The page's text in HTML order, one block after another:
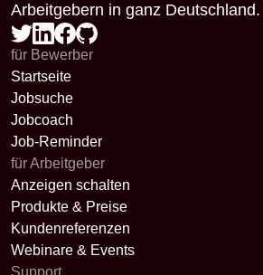
Arbeitgebern in ganz Deutschland.
für Bewerber
Startseite
Jobsuche
Jobcoach
Job-Reminder
für Arbeitgeber
Anzeigen schalten
Produkte & Preise
Kundenreferenzen
Webinare & Events